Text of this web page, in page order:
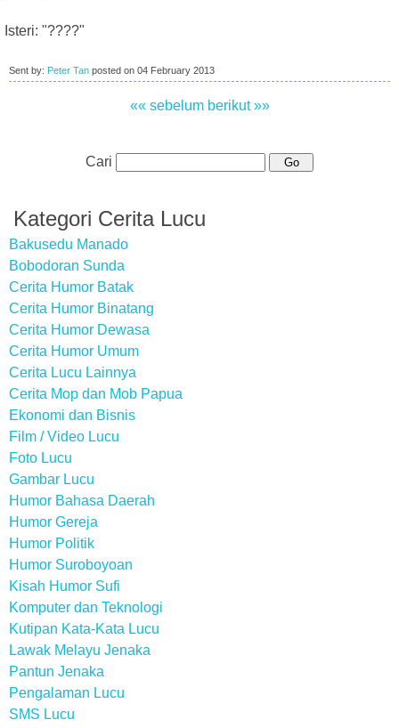
Isteri: "????"
Sent by: Peter Tan posted on 04 February 2013
«« sebelum berikut »»
Cari
Kategori Cerita Lucu
Bakusedu Manado
Bobodoran Sunda
Cerita Humor Batak
Cerita Humor Binatang
Cerita Humor Dewasa
Cerita Humor Umum
Cerita Lucu Lainnya
Cerita Mop dan Mob Papua
Ekonomi dan Bisnis
Film / Video Lucu
Foto Lucu
Gambar Lucu
Humor Bahasa Daerah
Humor Gereja
Humor Politik
Humor Suroboyoan
Kisah Humor Sufi
Komputer dan Teknologi
Kutipan Kata-Kata Lucu
Lawak Melayu Jenaka
Pantun Jenaka
Pengalaman Lucu
SMS Lucu